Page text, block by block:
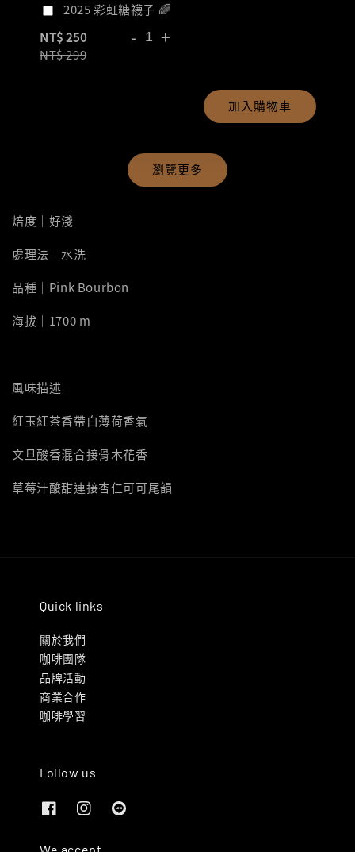
2025 彩虹糖襪子 🌈
NT$ 250
NT$ 299
- +
加入購物車
瀏覽更多
焙度｜好淺
處理法｜水洗
品種｜Pink Bourbon
海拔｜1700 m
風味描述｜
紅玉紅茶香帶白薄荷香氣
文旦酸香混合接骨木花香
草莓汁酸甜連接杏仁可可尾韻
Quick links
關於我們
咖啡團隊
品牌活動
商業合作
咖啡學習
Follow us
We accept